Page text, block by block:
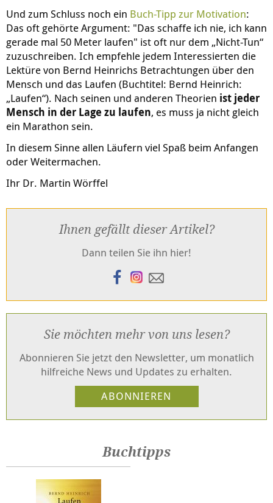
Und zum Schluss noch ein Buch-Tipp zur Motivation:
Das oft gehörte Argument: "Das schaffe ich nie, ich kann
gerade mal 50 Meter laufen" ist oft nur dem „Nicht-Tun“
zuzuschreiben. Ich empfehle jedem Interessierten die
Lektüre von Bernd Heinrichs Betrachtungen über den
Mensch und das Laufen (Buchtitel: Bernd Heinrich:
„Laufen“). Nach seinen und anderen Theorien ist jeder
Mensch in der Lage zu laufen, es muss ja nicht gleich
ein Marathon sein.
In diesem Sinne allen Läufern viel Spaß beim Anfangen
oder Weitermachen.
Ihr Dr. Martin Wörffel
Ihnen gefällt dieser Artikel?
Dann teilen Sie ihn hier!
Sie möchten mehr von uns lesen?
Abonnieren Sie jetzt den Newsletter, um monatlich
hilfreiche News und Updates zu erhalten.
Buchtipps